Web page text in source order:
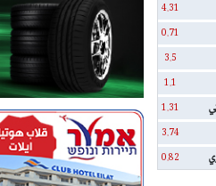
4.31
0.71
3.5
1.1
1.31
3.74
0.82